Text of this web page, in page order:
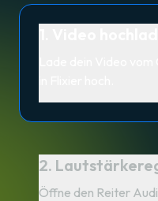
2.
Öffne den Reiter